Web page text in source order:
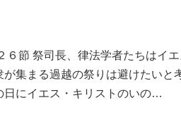
６節 祭司長、律法学者たちはイ
集まる過越の祭りは避けたいと
日にイエス・キリストのいの…